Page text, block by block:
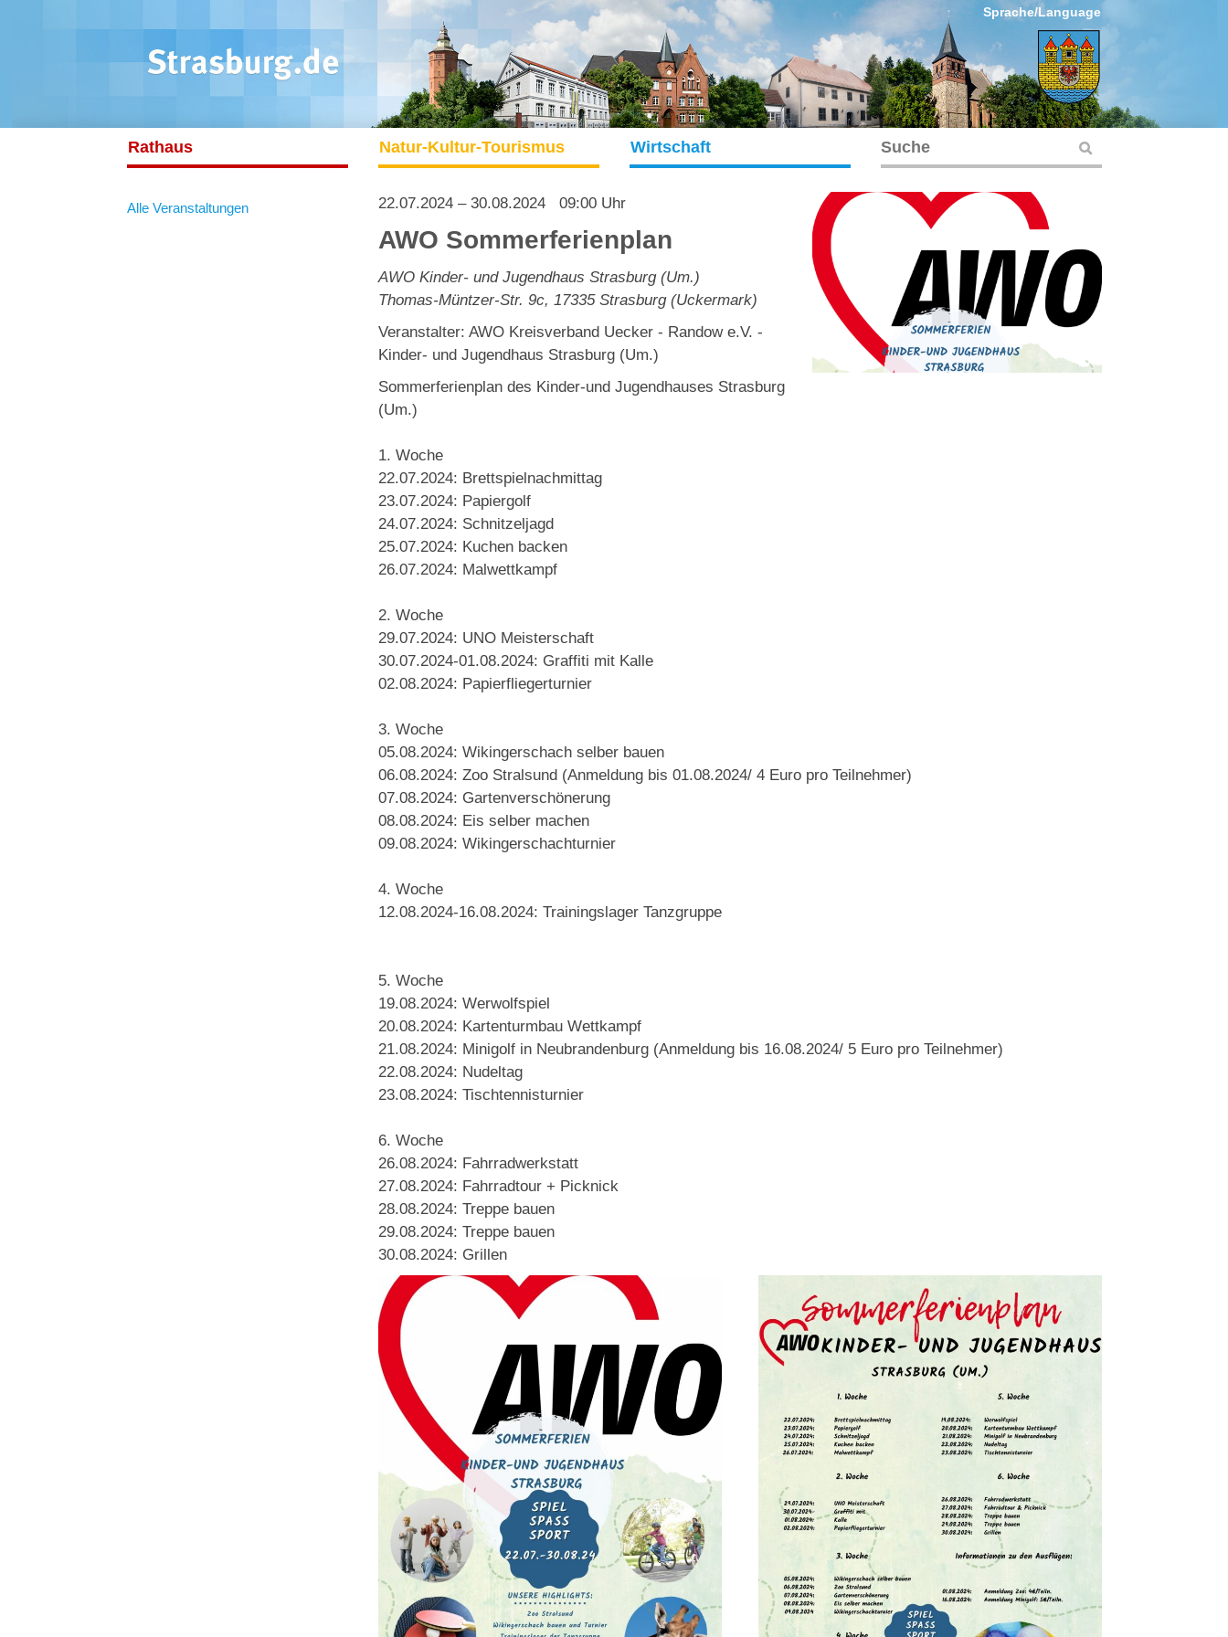
Sprache/Language
Rathaus Natur-Kultur-Tourismus Wirtschaft
Alle Veranstaltungen 22.07.2024 – 30.08.2024 09:00 Uhr
AWO Sommerferienplan
AWO Kinder- und Jugendhaus Strasburg (Um.)
Thomas-Müntzer-Str. 9c, 17335 Strasburg (Uckermark)
Veranstalter: AWO Kreisverband Uecker - Randow e.V. -
Kinder- und Jugendhaus Strasburg (Um.)
Sommerferienplan des Kinder-und Jugendhauses Strasburg
(Um.)
1. Woche
22.07.2024: Brettspielnachmittag
23.07.2024: Papiergolf
24.07.2024: Schnitzeljagd
25.07.2024: Kuchen backen
26.07.2024: Malwettkampf
2. Woche
29.07.2024: UNO Meisterschaft
30.07.2024-01.08.2024: Graffiti mit Kalle
02.08.2024: Papierfliegerturnier
3. Woche
05.08.2024: Wikingerschach selber bauen
06.08.2024: Zoo Stralsund (Anmeldung bis 01.08.2024/ 4 Euro pro Teilnehmer)
07.08.2024: Gartenverschönerung
08.08.2024: Eis selber machen
09.08.2024: Wikingerschachturnier
4. Woche
12.08.2024-16.08.2024: Trainingslager Tanzgruppe
5. Woche
19.08.2024: Werwolfspiel
20.08.2024: Kartenturmbau Wettkampf
21.08.2024: Minigolf in Neubrandenburg (Anmeldung bis 16.08.2024/ 5 Euro pro Teilnehmer)
22.08.2024: Nudeltag
23.08.2024: Tischtennisturnier
6. Woche
26.08.2024: Fahrradwerkstatt
27.08.2024: Fahrradtour + Picknick
28.08.2024: Treppe bauen
29.08.2024: Treppe bauen
30.08.2024: Grillen